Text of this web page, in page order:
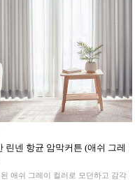
린넨 항균 암막커튼 (애쉬 그레
애쉬 그레이 컬러로 모던하고 감각